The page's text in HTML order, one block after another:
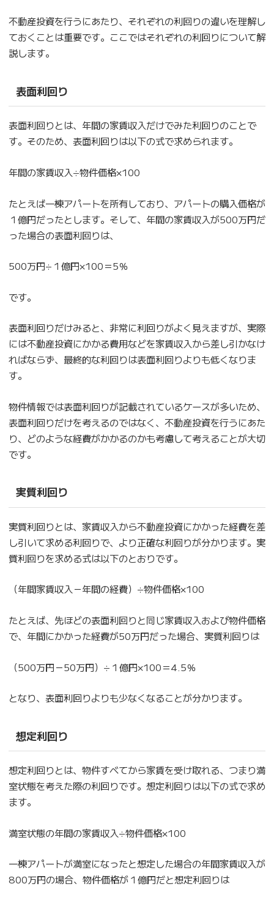
不動産投資を行うにあたり、それぞれの利回りの違いを理解し
ておくことは重要です。ここではそれぞれの利回りについて解
説します。
表面利回り
表面利回りとは、年間の家賃収入だけでみた利回りのことで
す。そのため、表面利回りは以下の式で求められます。
年間の家賃収入÷物件価格×100
たとえば一棟アパートを所有しており、アパートの購入価格が
１億円だったとします。そして、年間の家賃収入が500万円だ
った場合の表面利回りは、
500万円÷１億円×100＝5％
です。
表面利回りだけみると、非常に利回りがよく見えますが、実際
には不動産投資にかかる費用などを家賃収入から差し引かなけ
ればならず、最終的な利回りは表面利回りよりも低くなりま
す。
物件情報では表面利回りが記載されているケースが多いため、
表面利回りだけを考えるのではなく、不動産投資を行うにあた
り、どのような経費がかかるのかも考慮して考えることが大切
です。
実質利回り
実質利回りとは、家賃収入から不動産投資にかかった経費を差
し引いて求める利回りで、より正確な利回りが分かります。実
質利回りを求める式は以下のとおりです。
（年間家賃収入－年間の経費）÷物件価格×100
たとえば、先ほどの表面利回りと同じ家賃収入および物件価格
で、年間にかかった経費が50万円だった場合、実質利回りは
（500万円－50万円）÷１億円×100＝4.5％
となり、表面利回りよりも少なくなることが分かります。
想定利回り
想定利回りとは、物件すべてから家賃を受け取れる、つまり満
室状態を考えた際の利回りです。想定利回りは以下の式で求め
ます。
満室状態の年間の家賃収入÷物件価格×100
一棟アパートが満室になったと想定した場合の年間家賃収入が
800万円の場合、物件価格が１億円だと想定利回りは